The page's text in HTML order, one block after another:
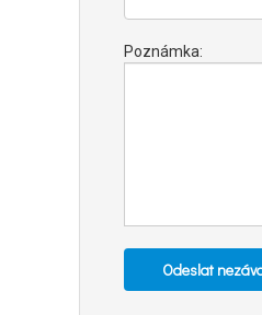
Poznámka: